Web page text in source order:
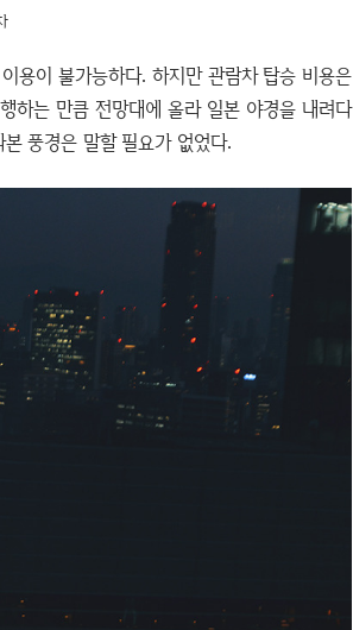
용이 불가능하다. 하지만 관람차 탑승 비용은
하는 만큼 전망대에 올라 일본 야경을 내려다
풍경은 말할 필요가 없었다.